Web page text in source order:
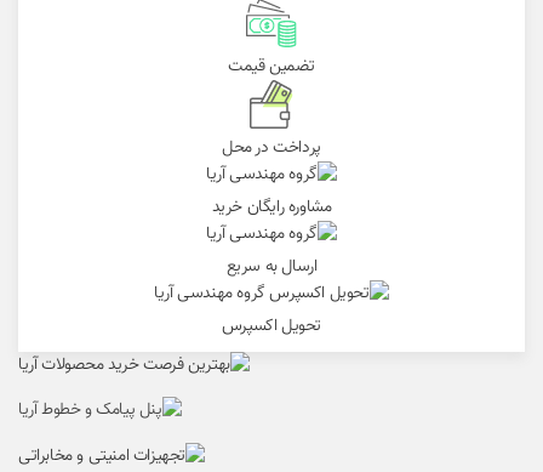
تضمین قیمت
پرداخت در محل
مشاوره رایگان خرید
ارسال به سریع
تحویل اکسپرس